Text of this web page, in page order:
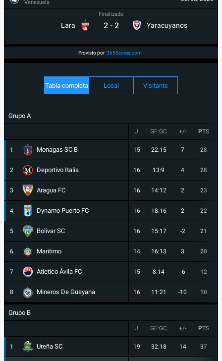
Venezuela
Lara
Finalizado
2 - 2 Yaracuyanos
Provisto por 365Scores.com
Tabla completa Local Visitante
Grupo A
J GF:GC +/- PTS
1 Monagas SC B 15 22:15 7 28
2 Deportivo Italia 16 13:9 4 28
3 Aragua FC 16 14:12 2 23
4 Dynamo Puerto FC 16 18:16 2 22
5 Bolívar SC 16 15:17 -2 21
6 Maritimo 14 16:13 3 20
7 Atletico Ávila FC 15 8:14 -6 12
8 Mineros De Guayana 16 11:21 -10 10
Grupo B
J GF:GC +/- PTS
1 Ureña SC 19 32:18 14 37